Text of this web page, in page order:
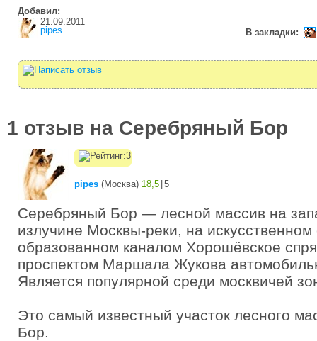
Добавил:
21.09.2011
pipes
В закладки:
1 отзыв на Серебряный Бор
pipes (Москва) 18,5 5
Серебряный Бор — лесной массив на
излучине Москвы-реки, на искусственном
образованном каналом Хорошёвское
проспектом Маршала Жукова
Является популярной среди москвичей
Это самый известный участок лесного
Бор.